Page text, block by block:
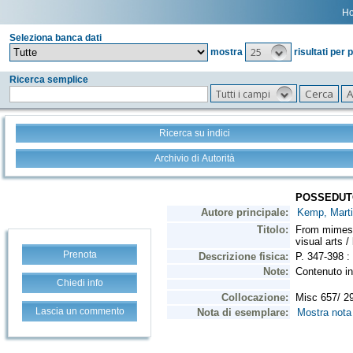
Seleziona banca dati
mostra
25 risultati per
Ricerca semplice
Tutti i campi
Ricerca su indici
Archivio di Autorità
Prenota
Chiedi info
Lascia un commento